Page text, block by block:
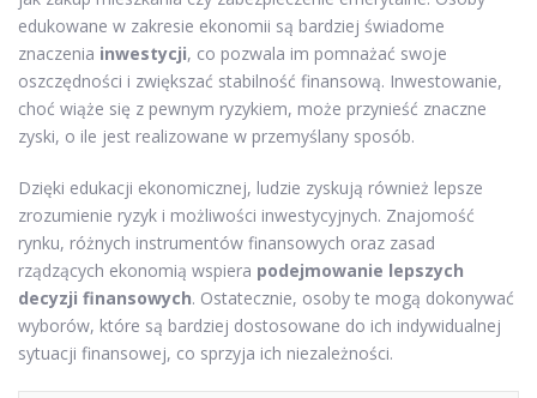
edukowane w zakresie ekonomii są bardziej świadome
znaczenia inwestycji, co pozwala im pomnażać swoje
oszczędności i zwiększać stabilność finansową. Inwestowanie,
choć wiąże się z pewnym ryzykiem, może przynieść znaczne
zyski, o ile jest realizowane w przemyślany sposób.
Dzięki edukacji ekonomicznej, ludzie zyskują również lepsze
zrozumienie ryzyk i możliwości inwestycyjnych. Znajomość
rynku, różnych instrumentów finansowych oraz zasad
rządzących ekonomią wspiera podejmowanie lepszych
decyzji finansowych. Ostatecznie, osoby te mogą dokonywać
wyborów, które są bardziej dostosowane do ich indywidualnej
sytuacji finansowej, co sprzyja ich niezależności.